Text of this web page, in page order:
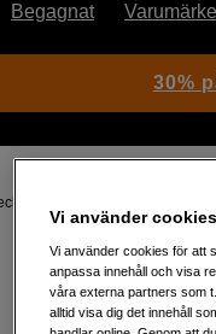
Begagnat
Passport Video 2
30%
Vi använder cookies
Vi använder cookies för att
anpassa innehåll och visa
våra externa partners som
alltid visa dig det innehåll